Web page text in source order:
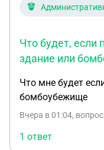
Что будет, если
здание или
Что мне будет
бомбоубежище
Вчера в 01:04,
1 ответ